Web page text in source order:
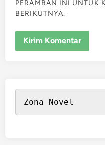
PERAMBAN INI UNTUK
BERIKUTNYA.
Zona Novel